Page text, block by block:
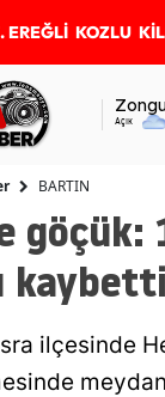
EREĞLİ KOZLU
Açık
BARTIN
göçük:
ilçesinde